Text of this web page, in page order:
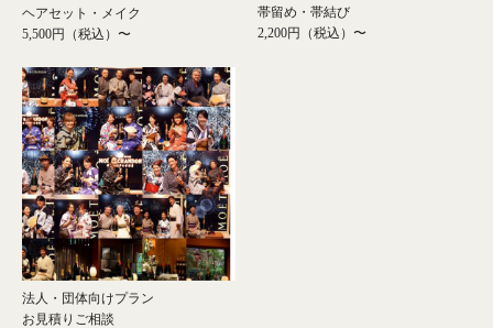
ヘアセット・メイク
5,500円（税込）〜
帯留め・帯結び
2,200円（税込）〜
法人・団体向けプラン
お見積りご相談